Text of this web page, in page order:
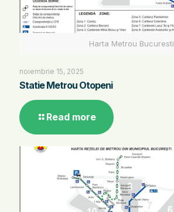
Harta Metrou Bucuresti
noiembrie 15, 2025
Statie Metrou Otopeni
Read more